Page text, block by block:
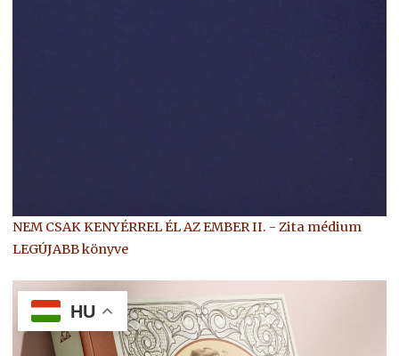
NEM CSAK KENYÉRREL ÉL AZ EMBER II. - Zita médium
LEGÚJABB könyve
HU